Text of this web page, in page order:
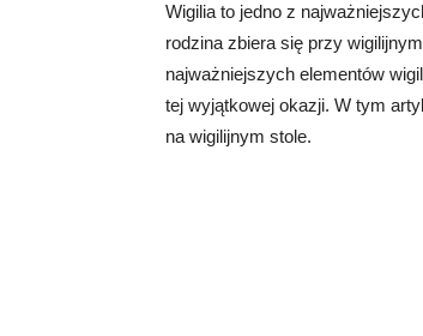
Wigilia to jedno z
rodzina zbiera się przy
najważniejszych elementów
tej wyjątkowej okazji. W tym
na wigilijnym stole.